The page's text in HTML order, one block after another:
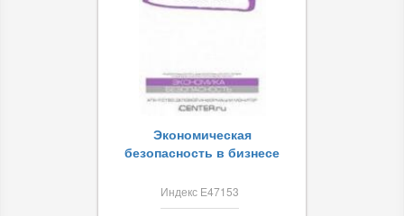
Экономическая
безопасность в бизнесе
Индекс Е47153